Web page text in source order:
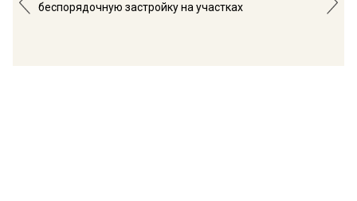
беспорядочную застройку на участках